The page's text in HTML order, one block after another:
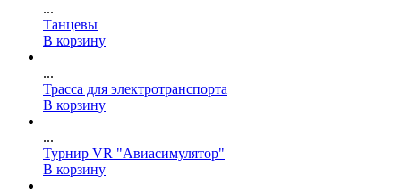
...
Танцевы
В корзину
...
Трасса для электротранспорта
В корзину
...
Турнир VR "Авиасимулятор"
В корзину